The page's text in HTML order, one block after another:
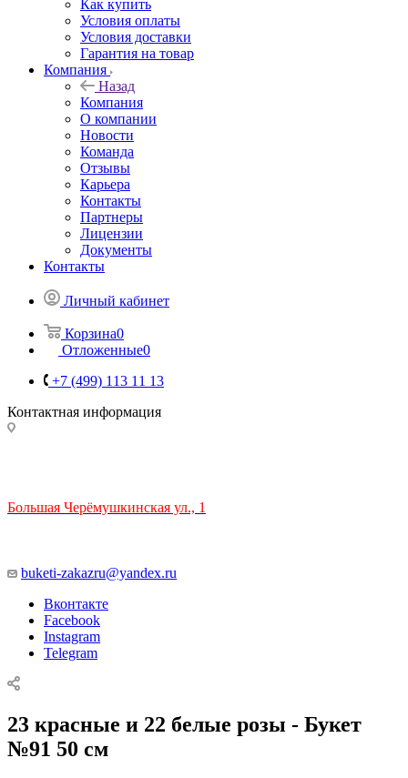
Как купить
Условия оплаты
Условия доставки
Гарантия на товар
Компания
Назад
Компания
О компании
Новости
Команда
Отзывы
Карьера
Контакты
Партнеры
Лицензии
Документы
Контакты
Личный кабинет
Корзина0
Отложенные0
+7 (499) 113 11 13
Контактная информация
Большая Черёмушкинская ул., 1
buketi-zakazru@yandex.ru
Вконтакте
Facebook
Instagram
Telegram
23 красные и 22 белые розы - Букет
№91 50 см